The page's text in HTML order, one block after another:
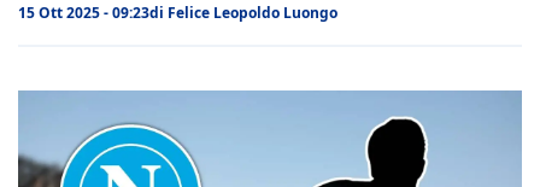
15 Ott 2025 - 09:23di Felice Leopoldo Luongo